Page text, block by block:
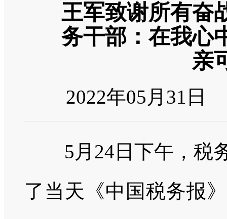
王军致谢所有奋
务干部：在我心
亲
2022年05月31日
5月24日下午，税务
了当天《中国税务报